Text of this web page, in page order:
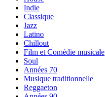
Indie
Classique
Jazz
Latino
Chillout
Film et Comédie musicale
Soul
Années 70
Musique traditionnelle
Reggaeton